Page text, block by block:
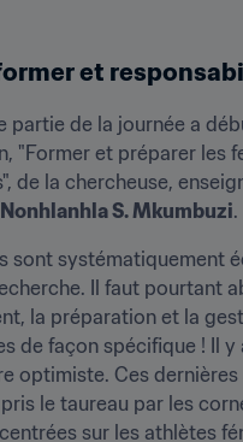
et
partie de la journée a
"Former et préparer les
de la chercheuse,
Nonhlanhla S. Mkumbuzi.
sont systématiquement
Il faut pourtant
la préparation et la
de façon spécifique ! Il
optimiste. Ces
le taureau par les
sur les athlètes